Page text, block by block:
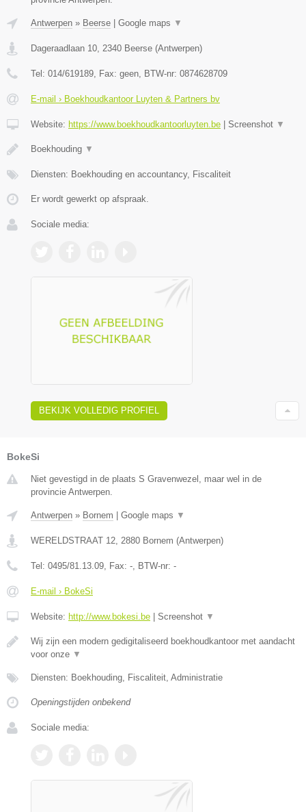
Antwerpen » Beerse | Google maps ▼
Dageraadlaan 10 2340 Beerse (Antwerpen)
Tel: 014/619189 , Fax: geen , BTW-nr: 0874628709
E-mail › Boekhoudkantoor Luyten & Partners bv
Website: https://www.boekhoudkantoorluyten.be | Screenshot ▼
Boekhouding ▼
Diensten: Boekhouding en accountancy, Fiscaliteit
Er wordt gewerkt op afspraak.
Sociale media:
BEKIJK VOLLEDIG PROFIEL
BokeSi
Niet gevestigd in de plaats S Gravenwezel, maar wel in de
provincie Antwerpen.
Antwerpen » Bornem Google maps ▼
WERELDSTRAAT 12, 2880 Bornem (Antwerpen)
Tel: 0495/81.13.09, Fax: -, BTW-nr: -
E-mail › BokeSi
Website: http://www.bokesi.be Screenshot ▼
Wij zijn een modern gedigitaliseerd boekhoudkantoor met aandacht
voor onze ▼
Diensten: Boekhouding, Fiscaliteit, Administratie
Openingstijden onbekend
Sociale media: